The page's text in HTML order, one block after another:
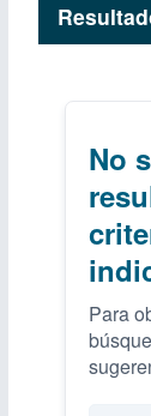
No
Para